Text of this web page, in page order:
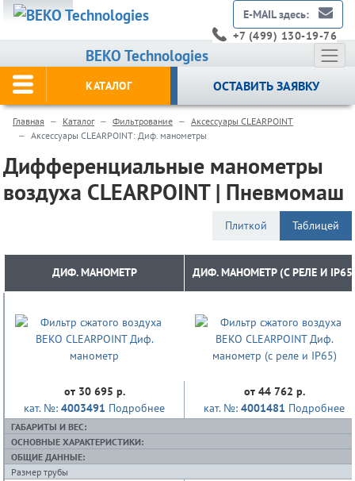
BEKO Technologies
E-MAIL здесь:
+7 (499) 130-19-76
КАТАЛОГ ОСТАВИТЬ ЗАЯВКУ
Главная Каталог Фильтрование
Аксессуары CLEARPOINT
Аксессуары CLEARPOINT: Диф. манометры
Дифференциальные манометры
воздуха CLEARPOINT | Пневмомаш
Плиткой Таблицей
ДИФ. МАНОМЕТР ДИФ. МАНОМЕТР (С РЕЛЕ И
ДИФ. МАНОМЕТР ДИФ. МАНОМЕТР (С РЕЛЕ И
от 30 695 р.
кат. №: 4003491 Подробнее
от 44 762 р.
кат. №: 4001481 Подробнее
ГАБАРИТЫ И ВЕС:
ОСНОВНЫЕ ХАРАКТЕРИСТИКИ:
ОБЩИЕ ДАННЫЕ:
Размер трубы